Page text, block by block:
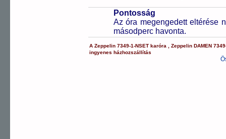
Pontosság
Az óra megengedett eltérése
másodperc havonta.
AZeppelin 7349-1-NSET karóra ,Zeppelin DAMEN
ingyenes házhozszállítás